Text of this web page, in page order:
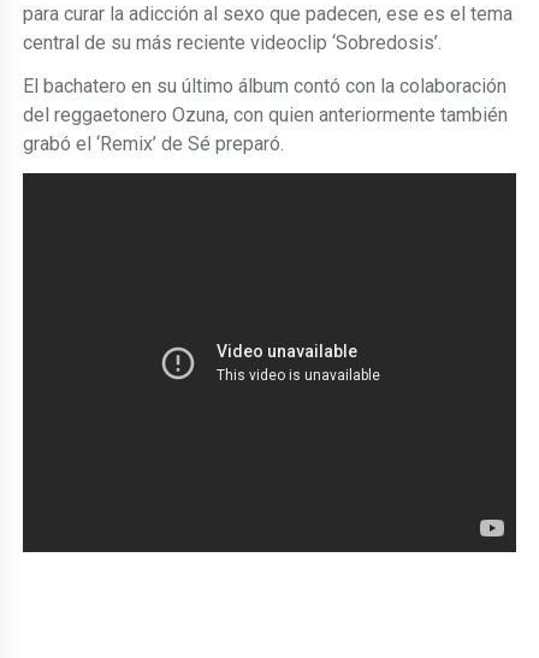
para curar la adicción al sexo que padecen, ese es el tema
central de su más reciente videoclip ‘Sobredosis’.
El bachatero en su último álbum contó con la colaboración
del reggaetonero Ozuna, con quien anteriormente también
grabó el ‘Remix’ de Sé preparó.